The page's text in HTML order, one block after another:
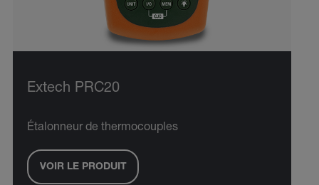
Extech PRC20
Étalonneur de thermocouples
VOIR LE PRODUIT